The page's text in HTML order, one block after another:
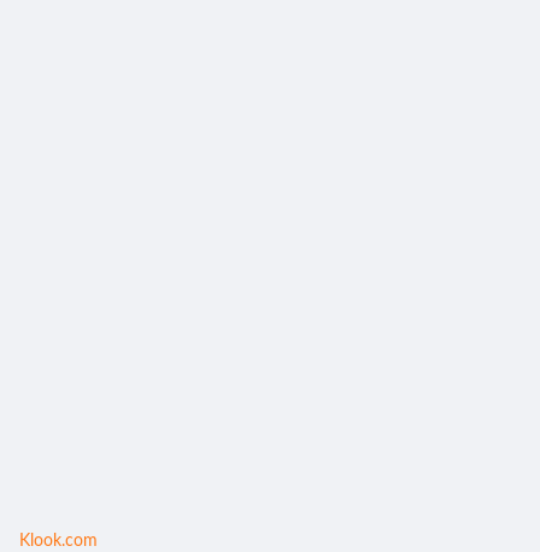
Klook.com